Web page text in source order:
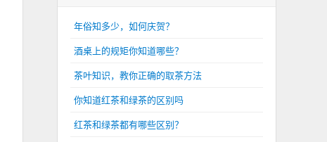
年俗知多少，如何庆贺？
酒桌上的规矩你知道哪些？
茶叶知识，教你正确的取茶方法
你知道红茶和绿茶的区别吗
红茶和绿茶都有哪些区别？